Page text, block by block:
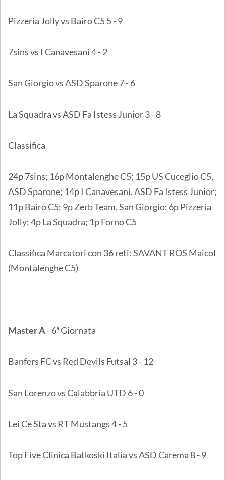
Pizzeria Jolly vs Bairo C5 5 - 9
7sins vs I Canavesani 4 - 2
San Giorgio vs ASD Sparone 7 - 6
La Squadra vs ASD Fa Istess Junior 3 - 8
Classifica
24p 7sins; 16p Montalenghe C5; 15p US Cuceglio C5,
ASD Sparone; 14p I Canavesani, ASD Fa Istess Junior;
11p Bairo C5; 9p Zerb Team, San Giorgio; 6p Pizzeria
Jolly; 4p La Squadra; 1p Forno C5
Classifica Marcatori con 36 reti: SAVANT ROS Maicol
(Montalenghe C5)
Master A- 6ª Giornata
Banfers FC vs Red Devils Futsal 3 - 12
San Lorenzo vs Calabbria UTD 6 - 0
Lei Ce Sta vs RT Mustangs 4 - 5
Top Five Clinica Batkoski Italia vs ASD Carema 8 - 9